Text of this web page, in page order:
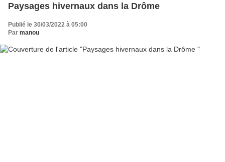
Paysages hivernaux dans la Drôme
Publié le 30/03/2022 à 05:00
Par manou